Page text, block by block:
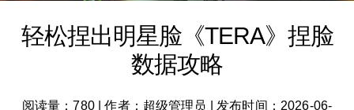
轻松捏出明星脸《TERA》捏脸
数据攻略
阅读量：780|作者：超级管理员
发布时间：2026-06-